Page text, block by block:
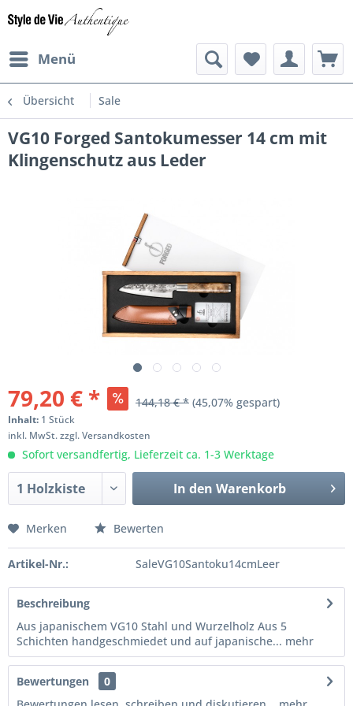
Menü
Übersicht Sale
VG10 Forged Santokumesser 14 cm mit
Klingenschutz aus Leder
79,20 € * 144,18 € * (45,07% gespart)
Inhalt: 1 Stück
inkl. MwSt.zzgl. Versandkosten
Sofort versandfertig, Lieferzeit ca. 1-3 Werktage
In den Warenkorb
Merken Bewerten
Artikel-Nr.: SaleVG10Santoku14cmLeer
Beschreibung
Aus japanischem VG10 Stahl und Wurzelholz Aus 5
Schichten handgeschmiedet und auf japanische... mehr
Bewertungen
0